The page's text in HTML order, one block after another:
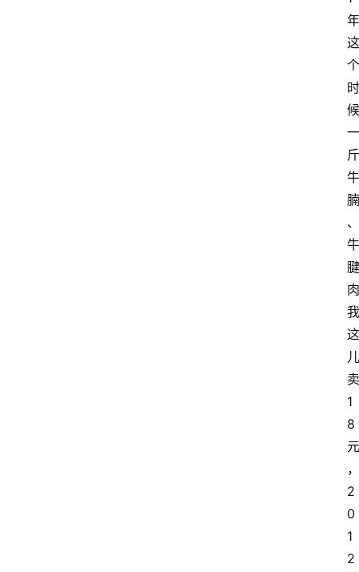
年
这
个
时
候
一
斤
牛
腩
、
牛
腱
肉
我
这
儿
卖
1
8
元
，
2
0
1
2